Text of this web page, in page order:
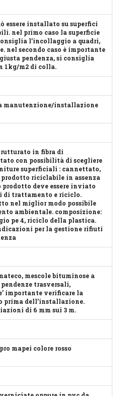
essere installato su superfici
nel primo caso la superficie
l’incollaggio a quadri,
nel secondo caso è importante
pendenza, si consiglia
1kg/m2 di colla.
manutenzione/installazione
in fibra di
con possibilità di scegliere
superficiali : cannettato,
prodotto riciclabile in assenza
prodotto deve essere inviato
trattamento e riciclo.
nel miglior modo possibile
ambientale. composizione:
pe 4, riciclo della plastica.
per la gestione rifiuti
mescole bituminose a
trasversali,
importante verificare la
prima dell’installazione.
di 6 mm sui 3 m.
mapei colore rosso